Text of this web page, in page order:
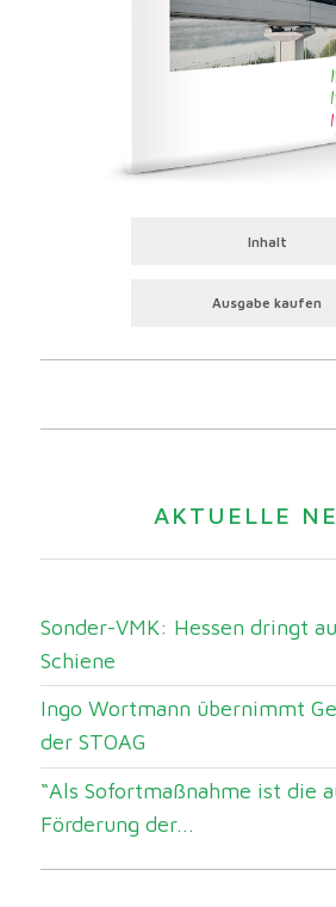
Inhalt
Ausgabe kaufen
AKTUELLE
Sonder-VMK: Hessen dringt
Schiene
Ingo Wortmann übernimmt
der STOAG
“Als Sofortmaßnahme ist die
Förderung der...